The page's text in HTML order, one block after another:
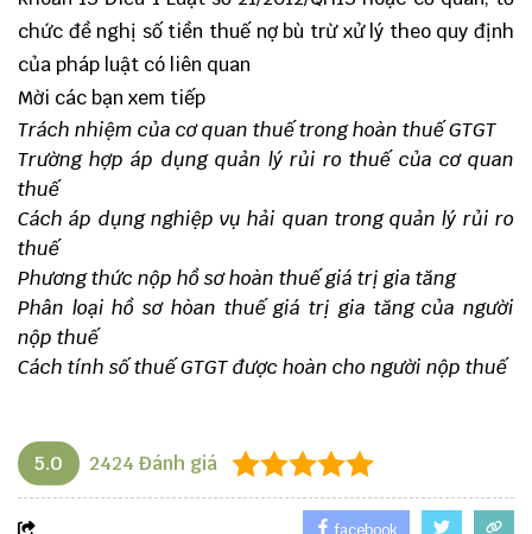
chức đề nghị số tiền thuế nợ bù trừ xử lý theo quy định
của pháp luật có liên quan
Mời các bạn xem tiếp
Trách nhiệm của cơ quan thuế trong hoàn thuế GTGT
Trường hợp áp dụng quản lý rủi ro thuế của cơ quan
thuế
Cách áp dụng nghiệp vụ hải quan trong quản lý rủi ro
thuế
Phương thức nộp hồ sơ hoàn thuế giá trị gia tăng
Phân loại hồ sơ hòan thuế giá trị gia tăng của người
nộp thuế
Cách tính số thuế GTGT được hoàn cho người nộp thuế
5.0 2424 Đánh giá